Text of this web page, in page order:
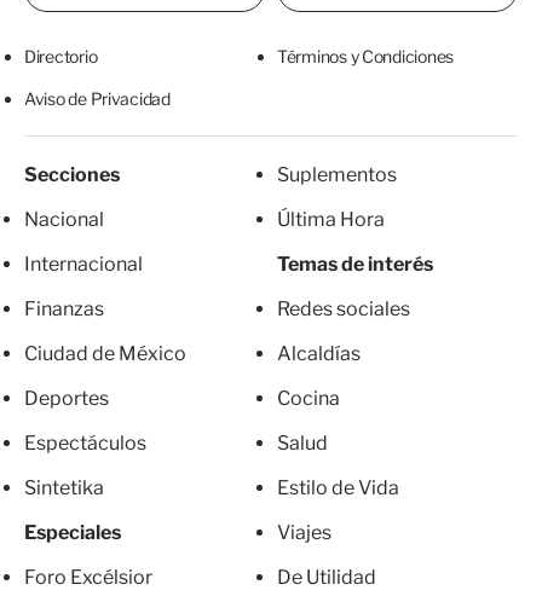
Directorio Términos y Condiciones
Aviso de Privacidad
Secciones
Nacional
Internacional
Finanzas
Ciudad de México
Deportes
Espectáculos
Sintetika
Especiales
Foro Excélsior
Suplementos
Última Hora
Temas de interés
Redes sociales
Alcaldías
Cocina
Salud
Estilo de Vida
Viajes
De Utilidad